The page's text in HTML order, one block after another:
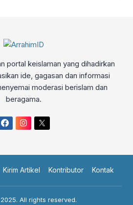
portal keislaman yang dihadirkan
ide, gagasan dan informasi
moderasi berislam dan
beragama.
Kirim Artikel Kontributor Kontak
All rights reserved.